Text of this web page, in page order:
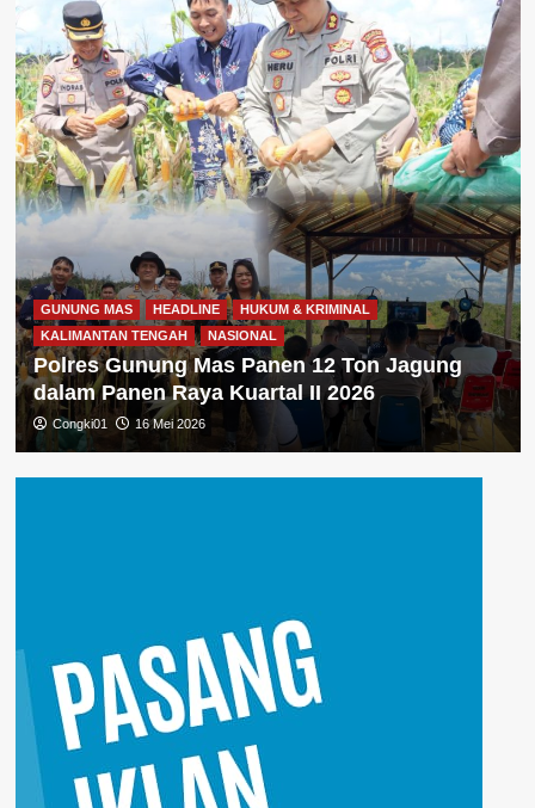
GUNUNG MAS HEADLINE
HUKUM & KRIMINAL
KALIMANTAN TENGAH
NASIONAL
Polres Gunung Mas Panen 12 Ton Jagung
dalam Panen Raya Kuartal II 2026
Congki01 16 Mei 2026